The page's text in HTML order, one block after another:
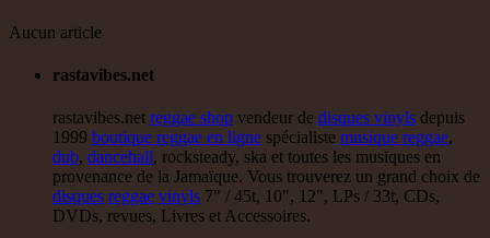
Things And Times - Jah Almighty
14.95€
12"
Roots Tribe Eu
Aucun article
rastavibes.net
rastavibes.net reggae shop vendeur de disques vinyls depuis
1999 boutique reggae en ligne spécialiste musique reggae,
dub, dancehall, rocksteady, ska et toutes les musiques en
provenance de la Jamaïque. Vous trouverez un grand choix de
disques reggae vinyls 7" / 45t, 10", 12", LPs / 33t, CDs,
DVDs, revues, Livres et Accessoires.